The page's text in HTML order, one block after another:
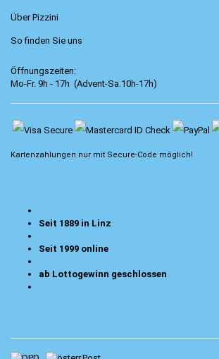
Über Pizzini
So finden Sie uns
Öffnungszeiten:
Mo-Fr. 9h - 17h (Advent-Sa.10h-17h)
Kartenzahlungen nur mit Secure-Code möglich!
Seit 1889 in Linz
Seit 1999 online
ab Lottogewinn geschlossen